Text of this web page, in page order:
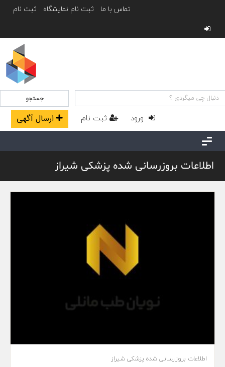
تماس با ما ثبت نام نمایشگاه ثبت نام
جستجو
ورود ثبت نام ارسال آگهی
اطلاعات بروزرسانی شده پزشکی شیراز
اطلاعات بروزرسانی شده پزشکی شیراز